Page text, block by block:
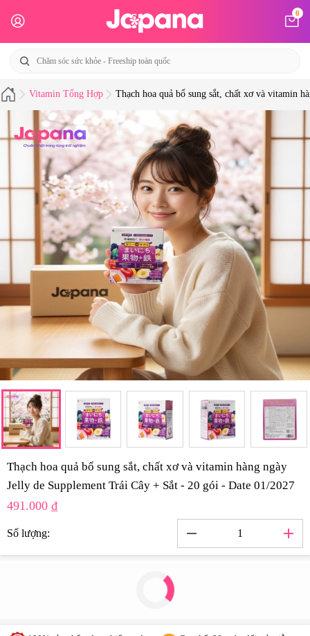
0
Vitamin Tổng Hợp Thạch hoa quả bổ sung sắt, chất xơ và vitamin
Thạch hoa quả bổ sung sắt, chất xơ và vitamin hàng ngày
Jelly de Supplement Trái Cây + Sắt - 20 gói - Date 01/2027
491.000 ₫
Số lượng: remove add